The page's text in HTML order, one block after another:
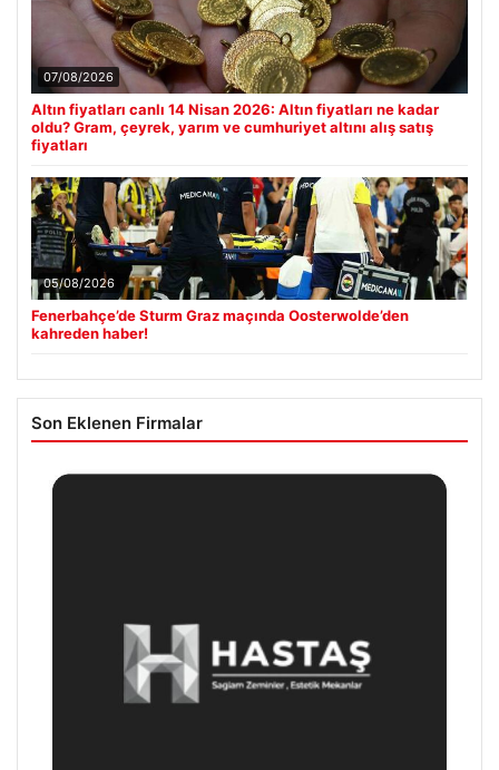
07/08/2026
Altın fiyatları canlı 14 Nisan 2026: Altın fiyatları ne kadar
oldu? Gram, çeyrek, yarım ve cumhuriyet altını alış satış
fiyatları
05/08/2026
Fenerbahçe’de Sturm Graz maçında Oosterwolde’den
kahreden haber!
Son Eklenen Firmalar